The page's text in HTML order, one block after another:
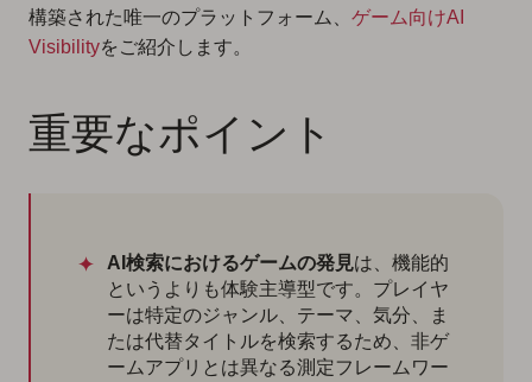
構築された唯一のプラットフォーム、 ゲーム向けAI
Visibilityをご紹介します。
重要なポイント
AI検索におけるゲームの発見は、機能的
というよりも体験主導型です。プレイヤ
ーは特定のジャンル、テーマ、気分、ま
たは代替タイトルを検索するため、非ゲ
ームアプリとは異なる測定フレームワー